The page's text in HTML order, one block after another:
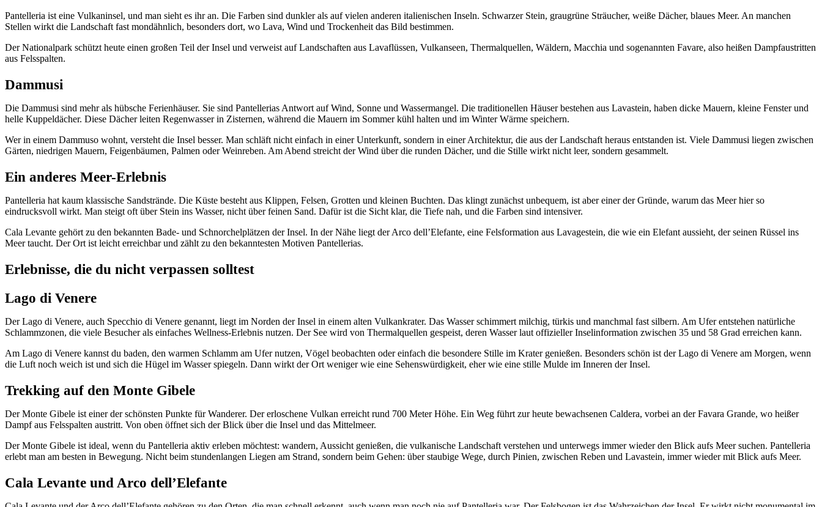
Pantelleria ist eine Vulkaninsel, und man sieht es ihr an. Die Farben sind dunkler als auf vielen anderen italienischen Inseln. Schwarzer Stein, graugrüne Sträucher, weiße Dächer, blaues Meer. An manchen
Stellen wirkt die Landschaft fast mondähnlich, besonders dort, wo Lava, Wind und Trockenheit das Bild bestimmen.
Der Nationalpark schützt heute einen großen Teil der Insel und verweist auf Landschaften aus Lavaflüssen, Vulkanseen, Thermalquellen, Wäldern, Macchia und sogenannten Favare, also heißen Dampfaustritten
aus Felsspalten.
Dammusi
Die Dammusi sind mehr als hübsche Ferienhäuser. Sie sind Pantellerias Antwort auf Wind, Sonne und Wassermangel. Die traditionellen Häuser bestehen aus Lavastein, haben dicke Mauern, kleine Fenster und
helle Kuppeldächer. Diese Dächer leiten Regenwasser in Zisternen, während die Mauern im Sommer kühl halten und im Winter Wärme speichern.
Wer in einem Dammuso wohnt, versteht die Insel besser. Man schläft nicht einfach in einer Unterkunft, sondern in einer Architektur, die aus der Landschaft heraus entstanden ist. Viele Dammusi liegen zwischen
Gärten, niedrigen Mauern, Feigenbäumen, Palmen oder Weinreben. Am Abend streicht der Wind über die runden Dächer, und die Stille wirkt nicht leer, sondern gesammelt.
Ein anderes Meer-Erlebnis
Pantelleria hat kaum klassische Sandstrände. Die Küste besteht aus Klippen, Felsen, Grotten und kleinen Buchten. Das klingt zunächst unbequem, ist aber einer der Gründe, warum das Meer hier so
eindrucksvoll wirkt. Man steigt oft über Stein ins Wasser, nicht über feinen Sand. Dafür ist die Sicht klar, die Tiefe nah, und die Farben sind intensiver.
Cala Levante gehört zu den bekannten Bade- und Schnorchelplätzen der Insel. In der Nähe liegt der Arco dell’Elefante, eine Felsformation aus Lavagestein, die wie ein Elefant aussieht, der seinen Rüssel ins
Meer taucht. Der Ort ist leicht erreichbar und zählt zu den bekanntesten Motiven Pantellerias.
Erlebnisse, die du nicht verpassen solltest
Lago di Venere
Der Lago di Venere, auch Specchio di Venere genannt, liegt im Norden der Insel in einem alten Vulkankrater. Das Wasser schimmert milchig, türkis und manchmal fast silbern. Am Ufer entstehen natürliche
Schlammzonen, die viele Besucher als einfaches Wellness-Erlebnis nutzen. Der See wird von Thermalquellen gespeist, deren Wasser laut offizieller Inselinformation zwischen 35 und 58 Grad erreichen kann.
Am Lago di Venere kannst du baden, den warmen Schlamm am Ufer nutzen, Vögel beobachten oder einfach die besondere Stille im Krater genießen. Besonders schön ist der Lago di Venere am Morgen, wenn
die Luft noch weich ist und sich die Hügel im Wasser spiegeln. Dann wirkt der Ort weniger wie eine Sehenswürdigkeit, eher wie eine stille Mulde im Inneren der Insel.
Trekking auf den Monte Gibele
Der Monte Gibele ist einer der schönsten Punkte für Wanderer. Der erloschene Vulkan erreicht rund 700 Meter Höhe. Ein Weg führt zur heute bewachsenen Caldera, vorbei an der Favara Grande, wo heißer
Dampf aus Felsspalten austritt. Von oben öffnet sich der Blick über die Insel und das Mittelmeer.
Der Monte Gibele ist ideal, wenn du Pantelleria aktiv erleben möchtest: wandern, Aussicht genießen, die vulkanische Landschaft verstehen und unterwegs immer wieder den Blick aufs Meer suchen. Pantelleria
erlebt man am besten in Bewegung. Nicht beim stundenlangen Liegen am Strand, sondern beim Gehen: über staubige Wege, durch Pinien, zwischen Reben und Lavastein, immer wieder mit Blick aufs Meer.
Cala Levante und Arco dell’Elefante